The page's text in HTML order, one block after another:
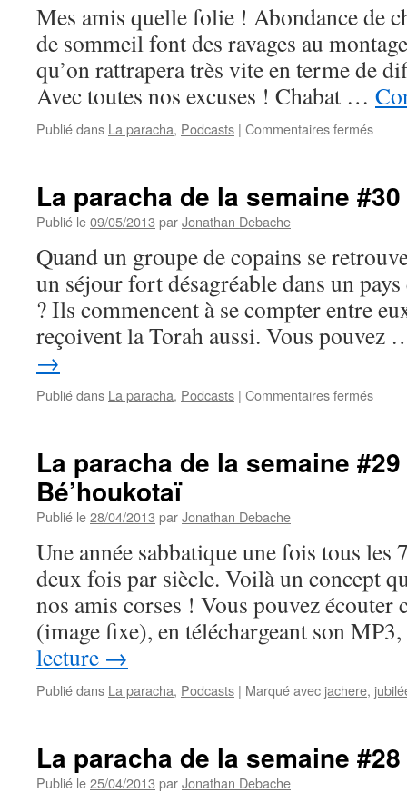
:
Mes amis quelle folie ! Abondance de
de sommeil font des ravages au
qu’on rattrapera très vite en terme de
Avec toutes nos excuses ! Chabat …
Publié dans La paracha, Podcasts | Commentaires ferméssur
la
:
La paracha de la semaine
Publié le09/05/2013 parJonathan Debache
Quand un groupe de copains se
un séjour fort désagréable dans un
? Ils commencent à se compter entre
reçoivent la Torah aussi. Vous
→
Publié dans La paracha, Podcasts | Commentaires ferméssur
la
La paracha de la semaine
Bé’houkotaï
Publié le28/04/2013 parJonathan Debache
Une année sabbatique une fois tous les
deux fois par siècle. Voilà un concept
nos amis corses ! Vous pouvez écouter
(image fixe), en téléchargeant son
lecture →
Publié dans La paracha, Podcasts | Marqué avec jachere,
La paracha de la semaine
Publié le25/04/2013 parJonathan Debache